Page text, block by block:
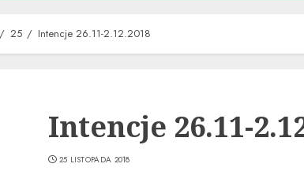
25 Intencje 26.11-2.12.2018
Intencje 26.11-
25 LISTOPADA 2018